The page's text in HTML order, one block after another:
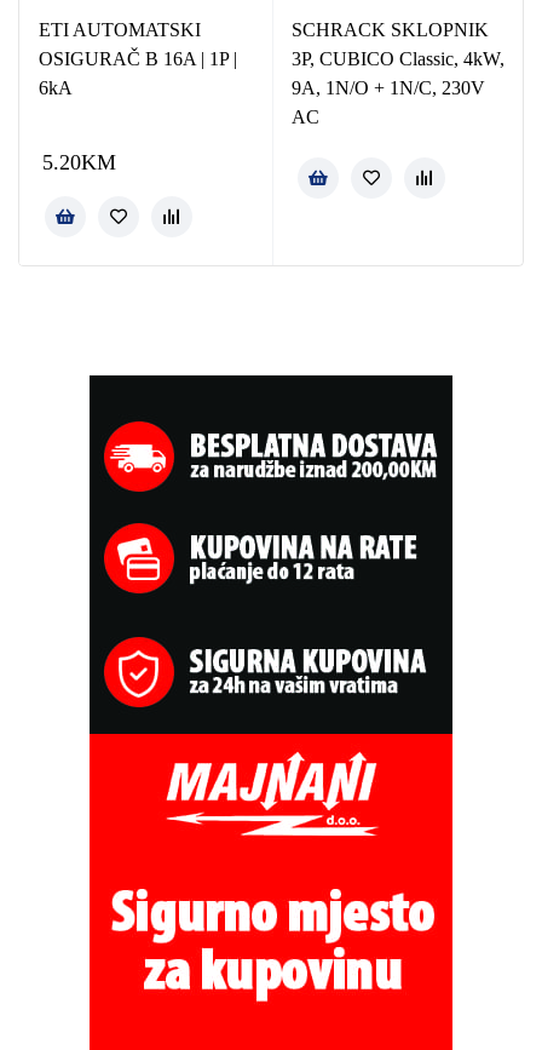
ETI AUTOMATSKI
OSIGURAČ B 16A | 1P |
6kA
5.20KM
SCHRACK SKLOPNIK
3P, CUBICO Classic, 4kW,
9A, 1N/O + 1N/C, 230V
AC